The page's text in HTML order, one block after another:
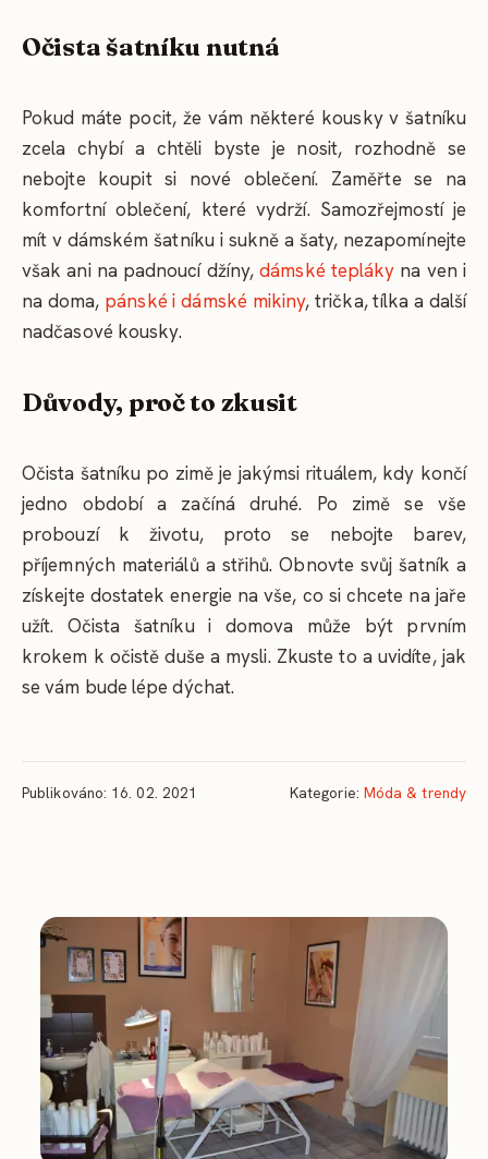
Očista šatníku nutná
Pokud máte pocit, že vám některé kousky v šatníku
zcela chybí a chtěli byste je nosit, rozhodně se
nebojte koupit si nové oblečení. Zaměřte se na
komfortní oblečení, které vydrží. Samozřejmostí je
mít v dámském šatníku i sukně a šaty, nezapomínejte
však ani na padnoucí džíny,dámské tepláky na ven i
na doma, pánské i dámské mikiny, trička, tílka a další
nadčasové kousky.
Důvody, proč to zkusit
Očista šatníku po zimě je jakýmsi rituálem, kdy končí
jedno období a začíná druhé. Po zimě se vše
probouzí k životu, proto se nebojte barev,
příjemných materiálů a střihů. Obnovte svůj šatník a
získejte dostatek energie na vše, co si chcete na jaře
užít. Očista šatníku i domova může být prvním
krokem k očistě duše a mysli. Zkuste to a uvidíte, jak
se vám bude lépe dýchat.
Publikováno: 16. 02. 2021 Kategorie: Móda & trendy